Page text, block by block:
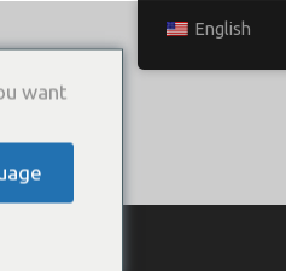
С НАМИ
English
want